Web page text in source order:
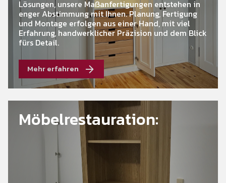
Lösungen, unsere Maßanfertigungen entstehen in
enger Abstimmung mit Ihnen. Planung, Fertigung
und Montage erfolgen aus einer Hand, mit viel
Erfahrung, handwerklicher Präzision und dem Blick
fürs Detail.
Mehr erfahren
Möbel­restauration: